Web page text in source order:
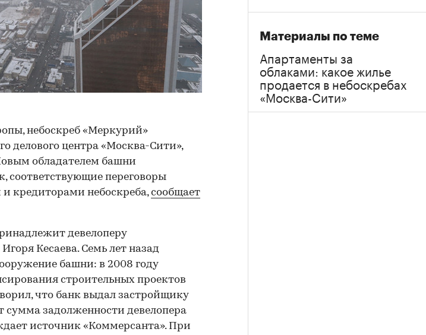
небоскреб «Меркурий»
делового центра «Москва-Сити»,
обладателем башни
соответствующие переговоры
кредиторами небоскреба,сообщает
девелоперу
Кесаева. Семь лет назад
башни: в 2008 году
строительных проектов
что банк выдал застройщику
задолженности девелопера
источник «Коммерсанта». При
Материалы по теме
Апартаменты за
облаками: какое жилье
продается в небоскребах
«Москва-Сити»